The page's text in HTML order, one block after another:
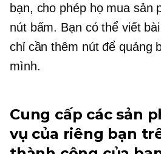
bạn, cho phép họ mua sản
nút bấm. Bạn có thể viết
chỉ cần thêm nút để quảng
mình.
Cung cấp các sản
vụ của riêng bạn